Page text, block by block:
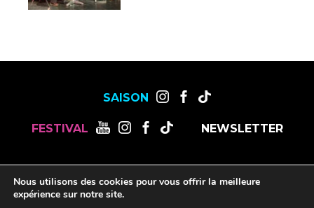
SAISON
FESTIVAL NEWSLETTER
Nous utilisons des cookies pour vous offrir la meilleure
expérience sur notre site.